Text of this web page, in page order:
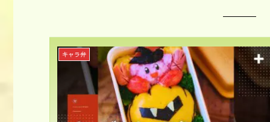
キャラ弁